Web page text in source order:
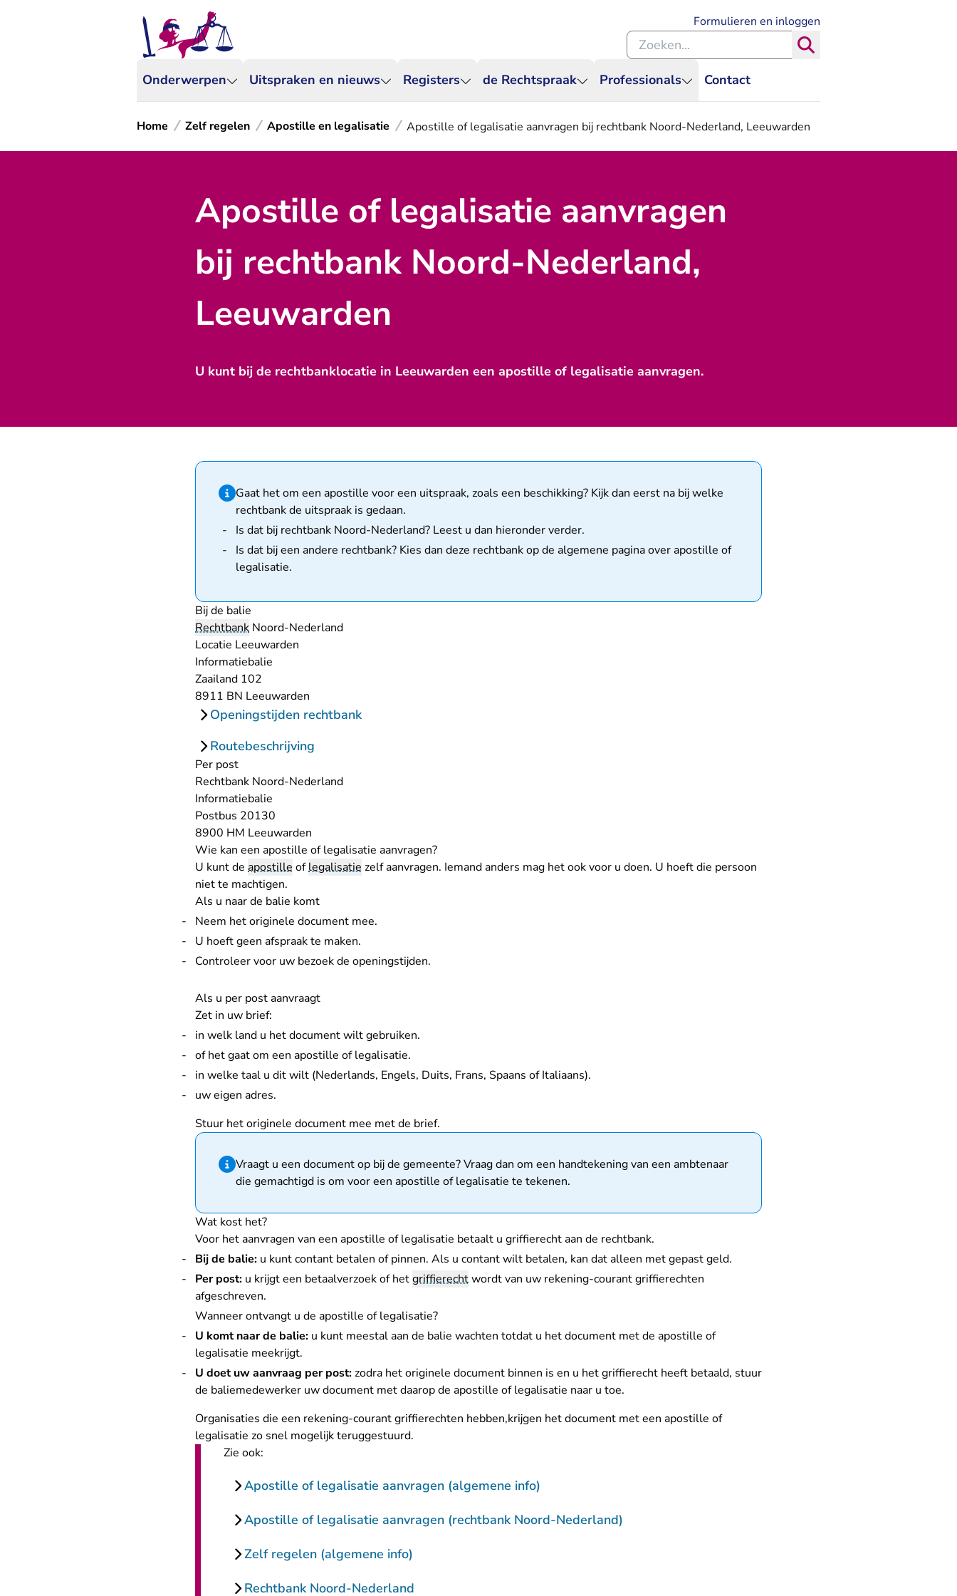
Onderwerpen Uitspraken en nieuws Registers de Rechtspraak Professionals Contact
Formulieren en inloggen
Zoeken binnen de Rechtspraak
Home Zelf regelen Apostille en legalisatie Apostille of legalisatie aanvragen bij rechtbank Noord-Nederland, Leeuwarden
Apostille of legalisatie aanvragen
bij rechtbank Noord-Nederland,
Leeuwarden
U kunt bij de rechtbanklocatie in Leeuwarden een apostille of legalisatie aanvragen.
Hint van type informatie
Gaat het om een apostille voor een uitspraak, zoals een beschikking? Kijk dan eerst na bij welke
rechtbank de uitspraak is gedaan.
Is dat bij rechtbank Noord-Nederland? Leest u dan hieronder verder.
Is dat bij een andere rechtbank? Kies dan deze rechtbank op de algemene pagina over apostille of
legalisatie.
Bij de balie
Rechtbank Noord-Nederland
Locatie Leeuwarden
Informatiebalie
Zaailand 102
8911 BN Leeuwarden
Openingstijden rechtbank
Routebeschrijving
Per post
Rechtbank Noord-Nederland
Informatiebalie
Postbus 20130
8900 HM Leeuwarden
Wie kan een apostille of legalisatie aanvragen?
U kunt de apostille oflegalisatie zelf aanvragen. Iemand anders mag het ook voor u doen. U hoeft die persoon
niet te machtigen.
Als u naar de balie komt
Neem het originele document mee.
U hoeft geen afspraak te maken.
Controleer voor uw bezoek de openingstijden.
Als u per post aanvraagt
Zet in uw brief:
in welk land u het document wilt gebruiken.
of het gaat om een apostille of legalisatie.
in welke taal u dit wilt (Nederlands, Engels, Duits, Frans, Spaans of Italiaans).
uw eigen adres.
Stuur het originele document mee met de brief.
Hint van type informatie
Vraagt u een document op bij de gemeente? Vraag dan om een handtekening van een ambtenaar
die gemachtigd is om voor een apostille of legalisatie te tekenen.
Wat kost het?
Voor het aanvragen van een apostille of legalisatie betaalt u griffierechtaan de rechtbank.
Bij de balie: u kunt contant betalen of pinnen. Als u contant wilt betalen, kan dat alleen met gepast geld.
Per post: u krijgt een betaalverzoek of hetgriffierechtwordt van uw rekening-courant griffierechten
afgeschreven.
Wanneer ontvangt u de apostille of legalisatie?
U komt naar de balie: u kunt meestal aan de balie wachten totdat u het document met de apostille of
legalisatie meekrijgt.
U doet uw aanvraag per post:zodra het originele document binnen is en u het griffierecht heeft betaald, stuur
de baliemedewerker uw document met daarop de apostille of legalisatie naar u toe.
Organisaties die een rekening-courant griffierechten hebben,krijgen het document met een apostille of
legalisatie zo snel mogelijk teruggestuurd.
Zie ook:
Apostille of legalisatie aanvragen (algemene info)
Apostille of legalisatie aanvragen (rechtbank Noord-Nederland)
Zelf regelen (algemene info)
Rechtbank Noord-Nederland